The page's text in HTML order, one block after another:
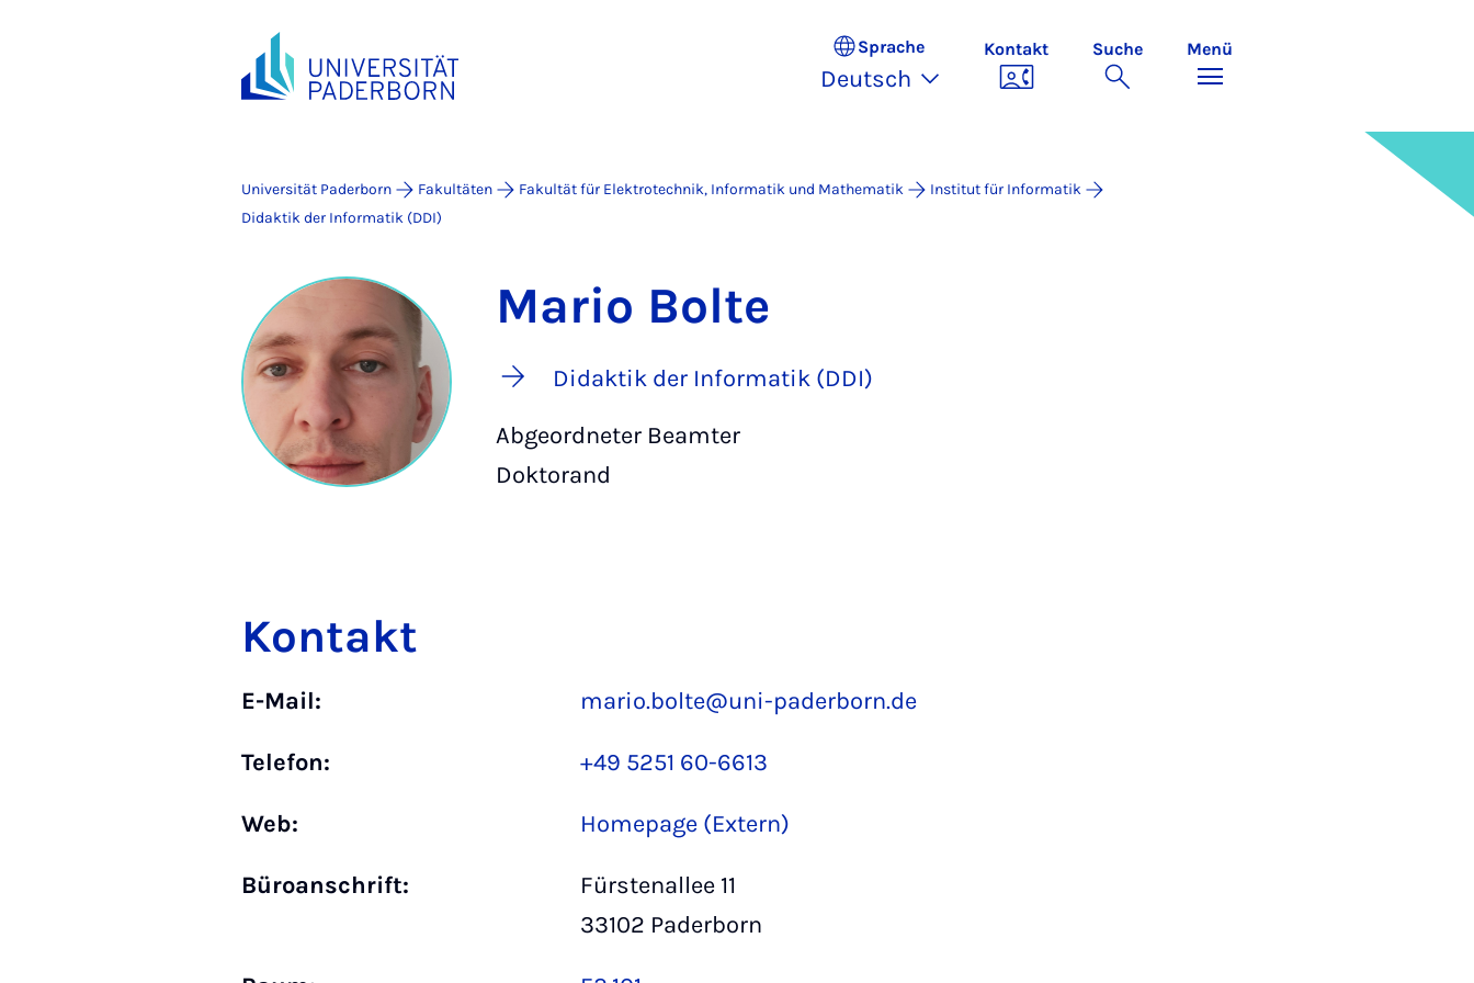
Sprache
Deutsch
Kontakt Suche Menü
Universität Paderborn Fakultäten Fakultät für Elektrotechnik, Informatik und Mathematik
Institut für Informatik
Didaktik der Informatik (DDI)
Mario Bolte
Didaktik der Informatik (DDI)
Abgeordneter Beamter
Doktorand
Kontakt
E-Mail: mario.bolte@uni-paderborn.de
Telefon: +49 5251 60-6613
Web: Homepage (Extern)
Büro­anschrift:
Fürstenallee 11
33102 Paderborn